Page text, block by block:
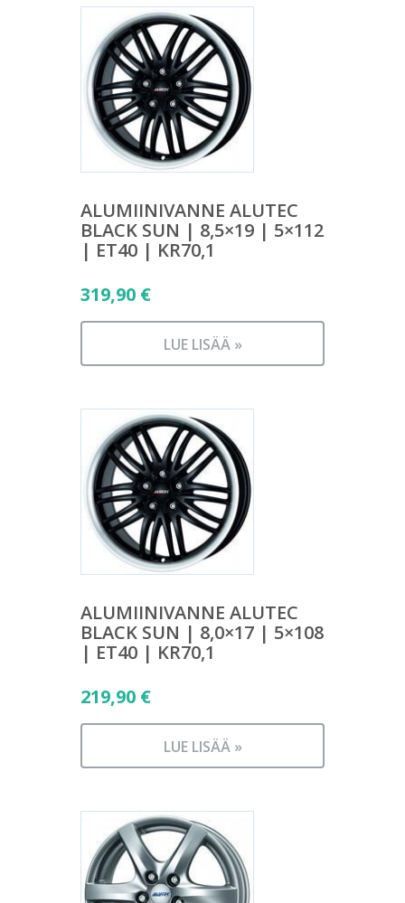
ALUMIINIVANNE ALUTEC
BLACK SUN | 8,5×19 | 5×112
| ET40 | KR70,1
319,90 €
LUE LISÄÄ »
ALUMIINIVANNE ALUTEC
BLACK SUN | 8,0×17 | 5×108
| ET40 | KR70,1
219,90 €
LUE LISÄÄ »